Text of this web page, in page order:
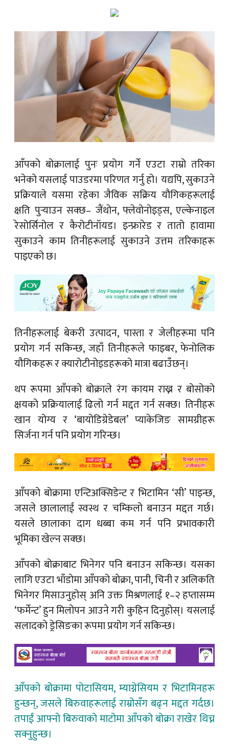
आँपको बोक्रालाई पुनः प्रयोग गर्ने एउटा राम्रो तरिका
भनेको यसलाई पाउडरमा परिणत गर्नु हो। यद्यपि, सुकाउने
प्रक्रियाले यसमा रहेका जैविक सक्रिय यौगिकहरूलाई
क्षति पुर्‍याउन सक्छ– जैंथोन, फ्लेवोनोइड्स, एल्केनाइल
रेसोर्सिनोल र कैरोटीनॉयड। इन्फ्रारेड र तातो हावामा
सुकाउने काम तिनीहरूलाई सुकाउने उत्तम तरिकाहरू
पाइएको छ।
तिनीहरूलाई बेकरी उत्पादन, पास्ता र जेलीहरूमा पनि
प्रयोग गर्न सकिन्छ, जहाँ तिनीहरूले फाइबर, फेनोलिक
यौगिकहरू र क्यारोटीनोइडहरूको मात्रा बढाउँछन्।
थप रूपमा आँपको बोक्राले रंग कायम राख्न र बोसोको
क्षयको प्रक्रियालाई ढिलो गर्न मद्दत गर्न सक्छ। तिनीहरू
खान योग्य र ‘बायोडिग्रेडेबल’ प्याकेजिङ सामग्रीहरू
सिर्जना गर्न पनि प्रयोग गरिन्छ।
आँपको बोक्रामा एन्टिअक्सिडेन्ट र भिटामिन ‘सी’ पाइन्छ,
जसले छालालाई स्वस्थ र चम्किलो बनाउन मद्दत गर्छ।
यसले छालाका दाग धब्बा कम गर्न पनि प्रभावकारी
भूमिका खेल्न सक्छ।
आँपको बोक्राबाट भिनेगर पनि बनाउन सकिन्छ। यसका
लागि एउटा भाँडोमा आँपको बोक्रा, पानी, चिनी र अलिकति
भिनेगर मिसाउनुहोस् अनि उक्त मिश्रणलाई १–२ हप्तासम्म
‘फर्मेन्ट’ हुन मिलोपन आउने गरी कुहिन दिनुहोस्। यसलाई
सलादको ड्रेसिङका रूपमा प्रयोग गर्न सकिन्छ।
आँपको बोक्रामा पोटासियम, म्याग्नेसियम र भिटामिनहरू
हुन्छन्, जसले बिरुवाहरूलाई राम्रोसँग बढ्न मद्दत गर्दछ।
तपाईं आफ्नो बिरुवाको माटोमा आँपको बोक्रा राखेर थिच्न
सक्नुहुन्छ।